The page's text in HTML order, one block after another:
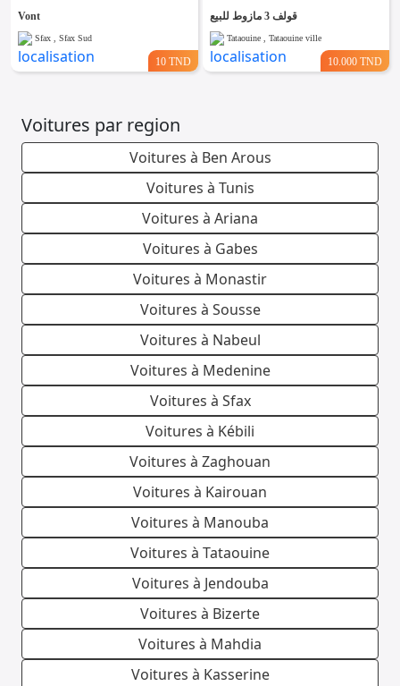
Vont
Sfax , Sfax Sud
10 TND
قولف 3 مازوط للبيع
Tataouine , Tataouine ville
10.000 TND
Voitures par region
Voitures à Ben Arous
Voitures à Tunis
Voitures à Ariana
Voitures à Gabes
Voitures à Monastir
Voitures à Sousse
Voitures à Nabeul
Voitures à Medenine
Voitures à Sfax
Voitures à Kébili
Voitures à Zaghouan
Voitures à Kairouan
Voitures à Manouba
Voitures à Tataouine
Voitures à Jendouba
Voitures à Bizerte
Voitures à Mahdia
Voitures à Kasserine